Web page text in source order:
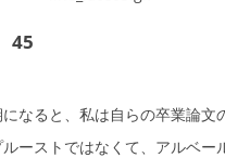
45
なると、私は自らの卒業論文
ーストではなくて、アルベー